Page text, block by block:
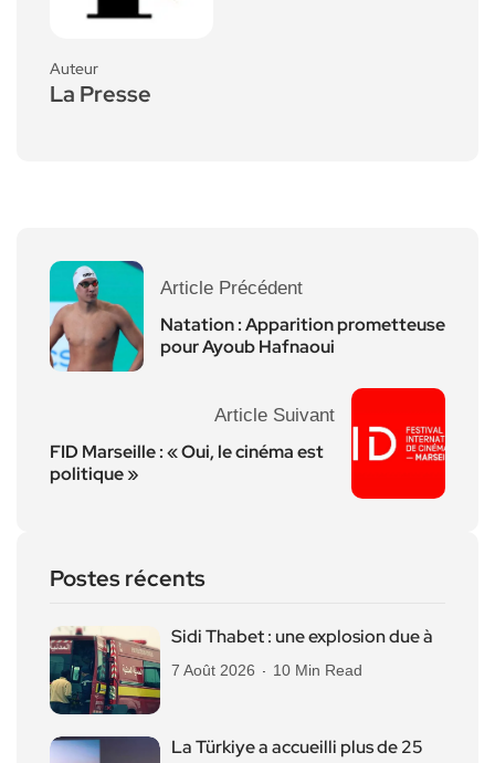
Auteur
La Presse
Article Précédent
Natation : Apparition prometteuse
pour Ayoub Hafnaoui
Article Suivant
FID Marseille : « Oui, le cinéma est
politique »
Postes récents
Sidi Thabet : une explosion due à
7 Août 2026 10 Min Read
La Türkiye a accueilli plus de 25